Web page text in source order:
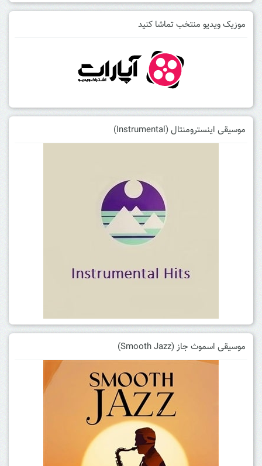
موزیک ویدیو منتخب تماشا کنید
موسیقی اینسترومنتال (Instrumental)
موسیقی اسموث جاز (Smooth Jazz)